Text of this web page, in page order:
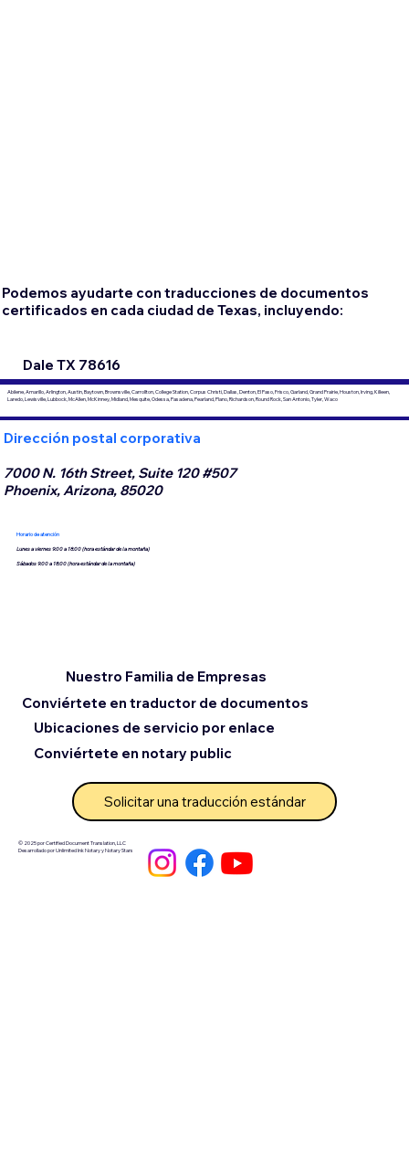
Podemos ayudarte con traducciones de documentos
certificados en cada ciudad de Texas, incluyendo:
Dale TX 78616
Abilene, Amarillo, Arlington, Austin, Baytown, Brownsville, Carrollton, College Station, Corpus Christi, Dallas, Denton, El Paso, Frisco, Garland, Grand Prairie, Houston, Irving, Killeen,
Laredo, Lewisville, Lubbock, McAllen, McKinney, Midland, Mesquite, Odessa, Pasadena, Pearland, Plano, Richardson, Round Rock, San Antonio, Tyler, Waco
Dirección postal corporativa
7000 N. 16th Street, Suite 120 #507
Phoenix, Arizona, 85020
Horario de atención
Lunes a viernes 9:00 a 18:00 (hora estándar de la montaña)
Sábados 9:00 a 18:00 (hora estándar de la montaña)
© 2025 por Certified Document Translation, LLC
Desarrollado por Unlimited Ink Notary y Notary Stars
Conviértete en traductor de documentos
Ubicaciones de servicio por enlace
Nuestro Familia de Empresas
Conviértete en notary public
Solicitar una traducción estándar